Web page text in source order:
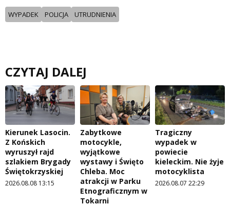
WYPADEK POLICJA UTRUDNIENIA
CZYTAJ DALEJ
Kierunek Lasocin.
Z Końskich
wyruszył rajd
szlakiem Brygady
Świętokrzyskiej
2026.08.08 13:15
Zabytkowe
motocykle,
wyjątkowe
wystawy i Święto
Chleba. Moc
atrakcji w Parku
Etnograficznym w
Tokarni
Tragiczny
wypadek w
powiecie
kieleckim. Nie żyje
motocyklista
2026.08.07 22:29